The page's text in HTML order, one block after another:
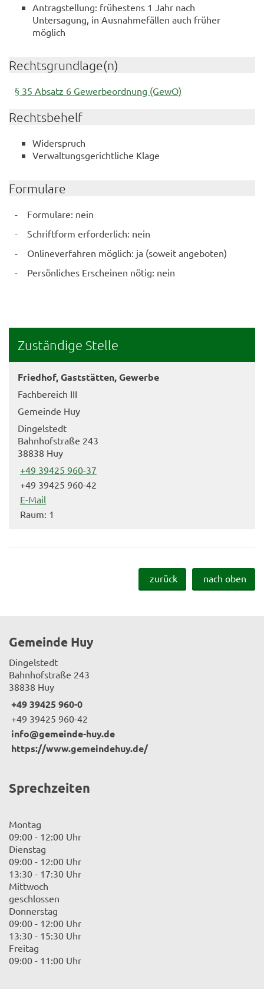
Antragstellung: frühestens 1 Jahr nach
Untersagung, in Ausnahmefällen auch früher
möglich
Rechtsgrundlage(n)
§ 35 Absatz 6 Gewerbeordnung (GewO)
Rechtsbehelf
Widerspruch
Verwaltungsgerichtliche Klage
Formulare
- Formulare: nein
- Schriftform erforderlich: nein
- Onlineverfahren möglich: ja (soweit angeboten)
- Persönliches Erscheinen nötig: nein
Zuständige Stelle
Friedhof, Gaststätten, Gewerbe
Fachbereich III
Gemeinde Huy
Dingelstedt
Bahnhofstraße 243
38838 Huy
+49 39425 960-37
+49 39425 960-42
E-Mail
Raum: 1
zurück nach oben
Gemeinde Huy
Dingelstedt
Bahnhofstraße 243
38838 Huy
+49 39425 960-0
+49 39425 960-42
info@gemeinde-huy.de
https://www.gemeindehuy.de/
Sprechzeiten
Montag
09:00 - 12:00 Uhr
Dienstag
09:00 - 12:00 Uhr
13:30 - 17:30 Uhr
Mittwoch
geschlossen
Donnerstag
09:00 - 12:00 Uhr
13:30 - 15:30 Uhr
Freitag
09:00 - 11:00 Uhr